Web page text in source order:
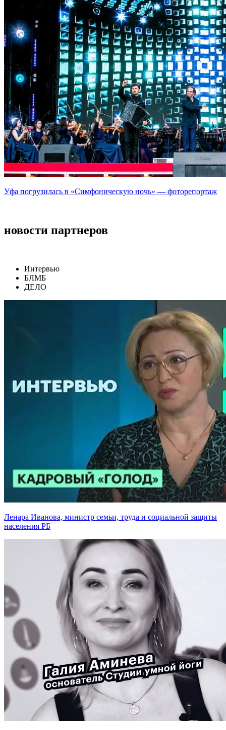
Уфа погрузилась в «Симфоническую ночь» — фоторепортаж
новости партнеров
Интервью
БЛМБ
ДЕЛО
Ленара Иванова, министр семьи, труда и социальной защиты
населения РБ